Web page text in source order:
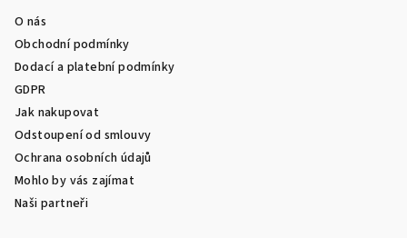
O nás
Obchodní podmínky
Dodací a platební podmínky
GDPR
Jak nakupovat
Odstoupení od smlouvy
Ochrana osobních údajů
Mohlo by vás zajímat
Naši partneři